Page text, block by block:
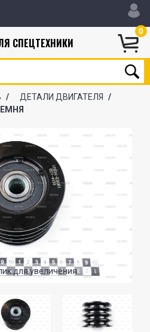
0
СПЕЦТЕХНИКИ
/ ДЕТАЛИ ДВИГАТЕЛЯ
/
для увеличения